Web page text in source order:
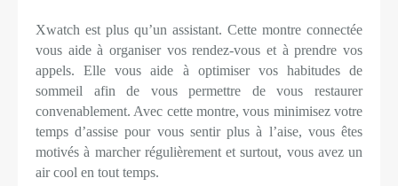
Xwatch est plus qu’un assistant. Cette montre connectée
vous aide à organiser vos rendez-vous et à prendre vos
appels. Elle vous aide à optimiser vos habitudes de
sommeil afin de vous permettre de vous restaurer
convenablement. Avec cette montre, vous minimisez votre
temps d’assise pour vous sentir plus à l’aise, vous êtes
motivés à marcher régulièrement et surtout, vous avez un
air cool en tout temps.